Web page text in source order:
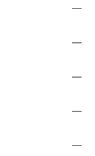
—
—
—
—
—